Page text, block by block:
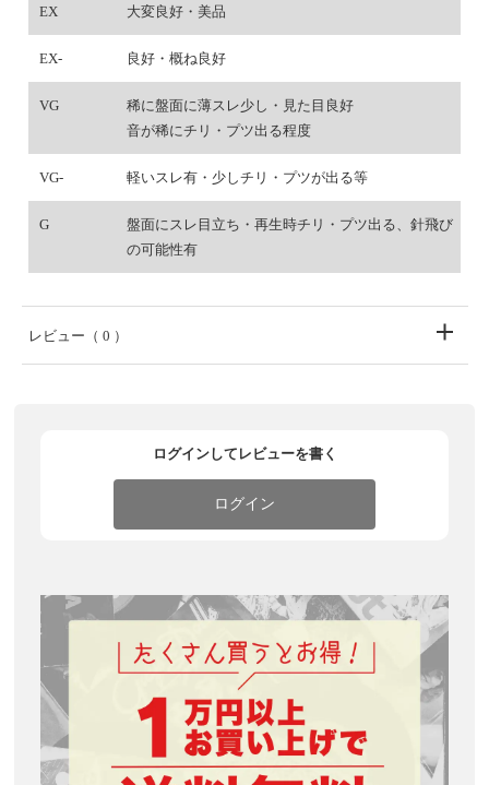
EX 大変良好・美品
EX- 良好・概ね良好
VG
稀に盤面に薄スレ少し・見た目良好
音が稀にチリ・プツ出る程度
VG- 軽いスレ有・少しチリ・プツが出る等
G
盤面にスレ目立ち・再生時チリ・プツ出る、針飛び
の可能性有
レビュー （ 0 ）
ログインしてレビューを書く
ログイン